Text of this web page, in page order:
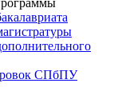
СПбПУ